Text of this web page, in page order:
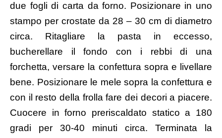
due fogli di carta da forno. Posizionare in uno
stampo per crostate da 28 – 30 cm di diametro
circa. Ritagliare la pasta in eccesso,
bucherellare il fondo con i rebbi di una
forchetta, versare la confettura sopra e livellare
bene. Posizionare le mele sopra la confettura e
con il resto della frolla fare dei decori a piacere.
Cuocere in forno preriscaldato statico a 180
gradi per 30-40 minuti circa. Terminata la